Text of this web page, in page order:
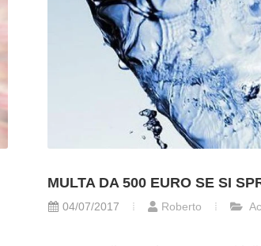
MULTA DA 500 EURO SE SI
04/07/2017 Roberto